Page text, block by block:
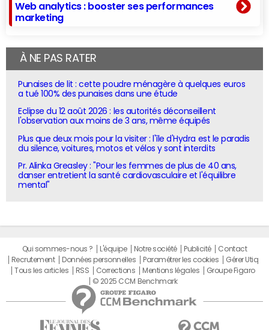
Web analytics : booster ses performances
marketing
À NE PAS RATER
Punaises de lit : cette poudre ménagère à quelques euros
a tué 100% des punaises dans une étude
Eclipse du 12 août 2026 : les autorités déconseillent
l'observation aux moins de 3 ans, même équipés
Plus que deux mois pour la visiter : l'île d'Hydra est le paradis
du silence, voitures, motos et vélos y sont interdits
Pr. Alinka Greasley : "Pour les femmes de plus de 40 ans,
danser entretient la santé cardiovasculaire et l'équilibre
mental"
Qui sommes-nous ? L'équipe Notre société Publicité
Contact
Recrutement
Données personnelles Paramétrer les cookies
Gérer Utiq
Tous les articles
RSS Corrections Mentions légales
Groupe Figaro
© 2025 CCM Benchmark